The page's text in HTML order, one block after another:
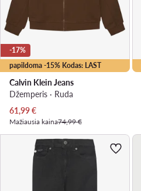
papildoma -15% Kodas: LAST
-17%
Calvin Klein Jeans
Džemperis · Ruda
Dabartinė kaina
61,99€
Mažiausia kaina74,99 €